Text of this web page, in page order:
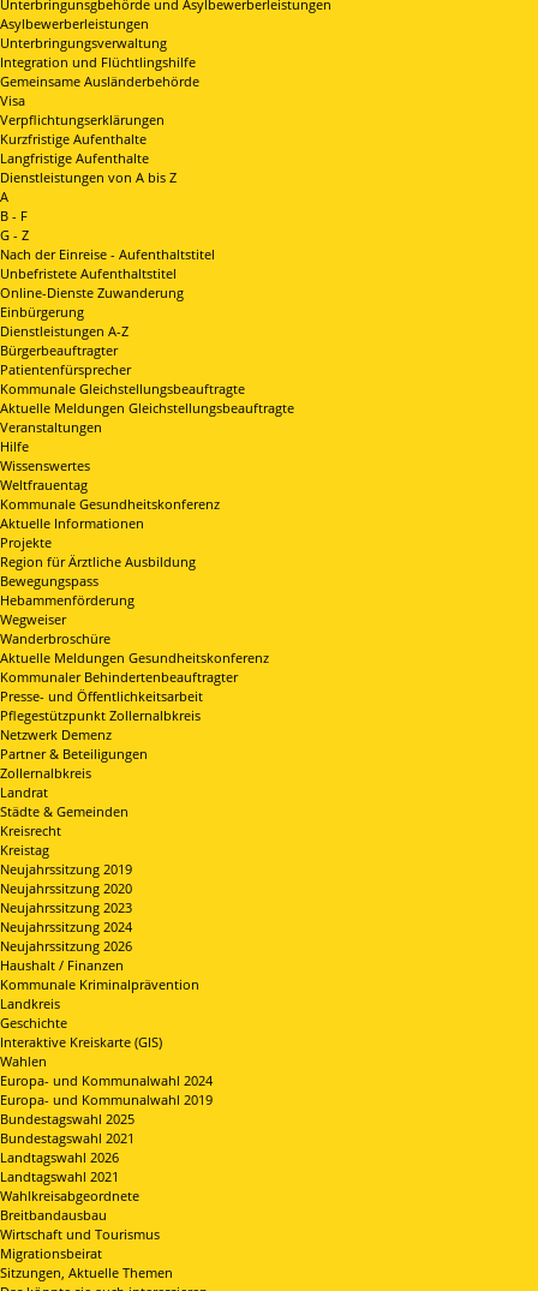
Unterbringunsgbehörde und Asylbewerberleistungen
Asylbewerberleistungen
Unterbringungsverwaltung
Integration und Flüchtlingshilfe
Gemeinsame Ausländerbehörde
Visa
Verpflichtungserklärungen
Kurzfristige Aufenthalte
Langfristige Aufenthalte
Dienstleistungen von A bis Z
A
B - F
G - Z
Nach der Einreise - Aufenthaltstitel
Unbefristete Aufenthaltstitel
Online-Dienste Zuwanderung
Einbürgerung
Dienstleistungen A-Z
Bürgerbeauftragter
Patientenfürsprecher
Kommunale Gleichstellungsbeauftragte
Aktuelle Meldungen Gleichstellungsbeauftragte
Veranstaltungen
Hilfe
Wissenswertes
Weltfrauentag
Kommunale Gesundheitskonferenz
Aktuelle Informationen
Projekte
Region für Ärztliche Ausbildung
Bewegungspass
Hebammenförderung
Wegweiser
Wanderbroschüre
Aktuelle Meldungen Gesundheitskonferenz
Kommunaler Behindertenbeauftragter
Presse- und Öffentlichkeitsarbeit
Pflegestützpunkt Zollernalbkreis
Netzwerk Demenz
Partner & Beteiligungen
Zollernalbkreis
Landrat
Städte & Gemeinden
Kreisrecht
Kreistag
Neujahrssitzung 2019
Neujahrssitzung 2020
Neujahrssitzung 2023
Neujahrssitzung 2024
Neujahrssitzung 2026
Haushalt / Finanzen
Kommunale Kriminalprävention
Landkreis
Geschichte
Interaktive Kreiskarte (GIS)
Wahlen
Europa- und Kommunalwahl 2024
Europa- und Kommunalwahl 2019
Bundestagswahl 2025
Bundestagswahl 2021
Landtagswahl 2026
Landtagswahl 2021
Wahlkreisabgeordnete
Breitbandausbau
Wirtschaft und Tourismus
Migrationsbeirat
Sitzungen, Aktuelle Themen